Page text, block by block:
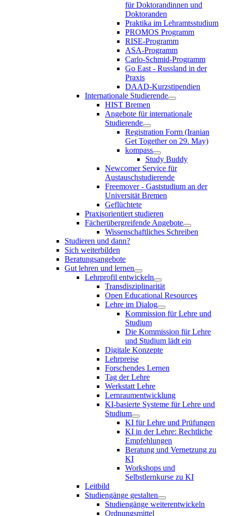
für Doktorandinnen und
Doktoranden
Praktika im Lehramtsstudium
PROMOS Programm
RISE-Programm
ASA-Programm
Carlo-Schmid-Programm
Go East - Russland in der
Praxis
DAAD-Kurzstipendien
Internationale Studierende
HIST Bremen
Angebote für internationale
Studierende
Registration Form (Iranian
Get Together on 29. May)
kompass
Study Buddy
Newcomer Service für
Austauschstudierende
Freemover - Gaststudium an der
Universität Bremen
Geflüchtete
Praxisorientiert studieren
Fächerübergreifende Angebote
Wissenschaftliches Schreiben
Studieren und dann?
Sich weiterbilden
Beratungsangebote
Gut lehren und lernen
Lehrprofil entwickeln
Transdisziplinarität
Open Educational Resources
Lehre im Dialog
Kommission für Lehre und
Studium
Die Kommission für Lehre
und Studium lädt ein
Digitale Konzepte
Lehrpreise
Forschendes Lernen
Tag der Lehre
Werkstatt Lehre
Lernraumentwicklung
KI-basierte Systeme für Lehre und
Studium
KI für Lehre und Prüfungen
KI in der Lehre: Rechtliche
Empfehlungen
Beratung und Vernetzung zu
KI
Workshops und
Selbstlernkurse zu KI
Leitbild
Studiengänge gestalten
Studiengänge weiterentwickeln
Ordnungsmittel